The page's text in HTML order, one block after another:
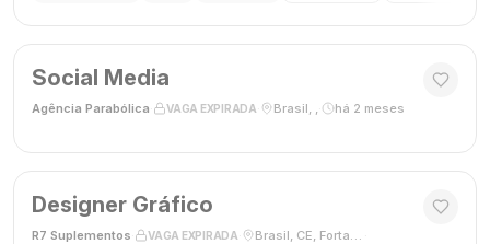
Social Media
Agência Parabólica VAGA EXPIRADA Brasil, , há 2 meses
Designer Gráfico
R7 Suplementos VAGA EXPIRADA Brasil, CE, Fortaleza